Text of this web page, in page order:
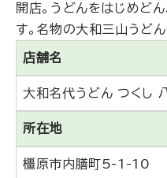
開店。うどんをはじめど
す。名物の大和三山うど
店舗名
大和名代うどん つくし
所在地
橿原市内膳町5-1-10